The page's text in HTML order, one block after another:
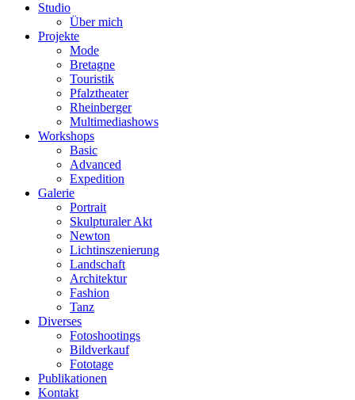
Studio
Über mich
Projekte
Mode
Bretagne
Touristik
Pfalztheater
Rheinberger
Multimediashows
Workshops
Basic
Advanced
Expedition
Galerie
Portrait
Skulpturaler Akt
Newton
Lichtinszenierung
Landschaft
Architektur
Fashion
Tanz
Diverses
Fotoshootings
Bildverkauf
Fototage
Publikationen
Kontakt